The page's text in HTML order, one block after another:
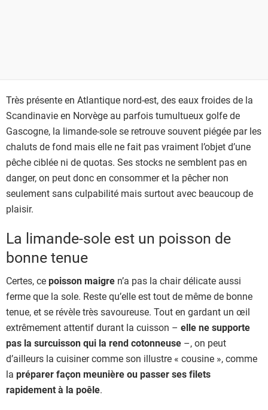
Très présente en Atlantique nord-est, des eaux froides de la
Scandinavie en Norvège au parfois tumultueux golfe de
Gascogne, la limande-sole se retrouve souvent piégée par les
chaluts de fond mais elle ne fait pas vraiment l’objet d’une
pêche ciblée ni de quotas. Ses stocks ne semblent pas en
danger, on peut donc en consommer et la pêcher non
seulement sans culpabilité mais surtout avec beaucoup de
plaisir.
La limande-sole est un poisson de
bonne tenue
Certes, cepoisson maigre n’a pas la chair délicate aussi
ferme que la sole. Reste qu’elle est tout de même de bonne
tenue, et se révèle très savoureuse. Tout en gardant un œil
extrêmement attentif durant la cuisson – elle ne supporte
pas la surcuisson qui la rend cotonneuse –, on peut
d’ailleurs la cuisiner comme son illustre « cousine », comme
la préparer façon meunière ou passer ses filets
rapidement à la poêle.